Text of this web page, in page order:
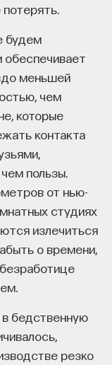
будем
обеспечивает
меньшей
чем
которые
контакта
пользы.
от нью-
студиях
излечиться
о времени,
в бедственную
резко